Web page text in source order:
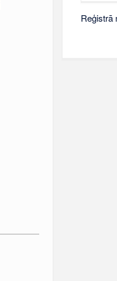
Reģistrā